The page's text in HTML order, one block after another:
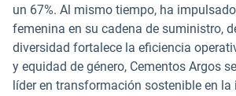
un 67%. Al mismo tiempo, ha
femenina en su cadena de suministro,
diversidad fortalece la eficiencia
y equidad de género, Cementos Argos
líder en transformación sostenible en la